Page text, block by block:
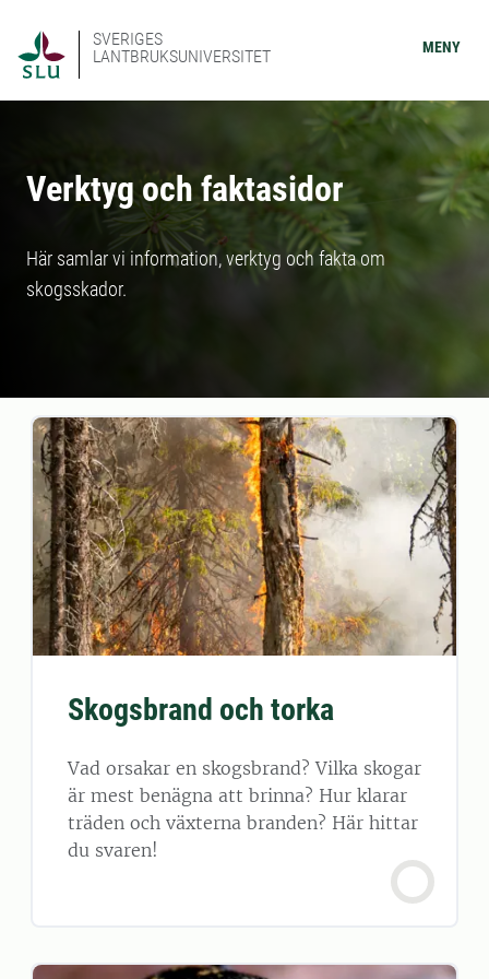
SVERIGES
LANTBRUKSUNIVERSITET
MENY
Verktyg och faktasidor
Här samlar vi information, verktyg och fakta om
skogsskador.
Skogsbrand och torka
Vad orsakar en skogsbrand? Vilka skogar
är mest benägna att brinna? Hur klarar
träden och växterna branden? Här hittar
du svaren!